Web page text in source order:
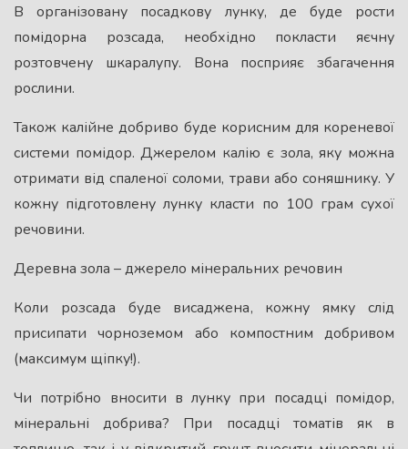
В організовану посадкову лунку, де буде рости
помідорна розсада, необхідно покласти яєчну
розтовчену шкаралупу. Вона посприяє збагачення
рослини.
Також калійне добриво буде корисним для кореневої
системи помідор. Джерелом калію є зола, яку можна
отримати від спаленої соломи, трави або соняшнику. У
кожну підготовлену лунку класти по 100 грам сухої
речовини.
Деревна зола – джерело мінеральних речовин
Коли розсада буде висаджена, кожну ямку слід
присипати чорноземом або компостним добривом
(максимум щіпку!).
Чи потрібно вносити в лунку при посадці помідор,
мінеральні добрива? При посадці томатів як в